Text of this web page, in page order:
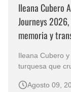
Ileana Cubero
Journeys
memoria y
Ileana Cubero
turquesa que cruza fronteras
mundo
Agosto 09,